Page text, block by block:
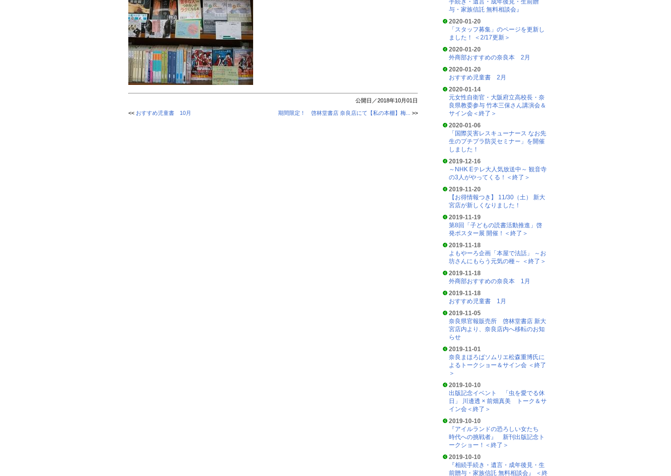
公開日／2018年10月01日
<< おすすめ児童書 10月 期間限定！ 啓林堂書店 奈良店にて【私の本棚】梅... >>
手続き・遺言・成年後見・生前贈
与・家族信託 無料相談会』
2020-01-20
「スタッフ募集」のページを更新し
ました！ ＜2/17更新＞
2020-01-20
外商部おすすめの奈良本 2月
2020-01-20
おすすめ児童書 2月
2020-01-14
元女性自衛官・大阪府立高校長・奈
良県教委参与 竹本三保さん講演会＆
サイン会＜終了＞
2020-01-06
「国際災害レスキューナース なお先
生のプチプラ防災セミナー」を開催
しました！
2019-12-16
～NHK Eテレ大人気放送中～ 観音寺
の3人がやってくる！＜終了＞
2019-11-20
【お得情報つき】 11/30（土） 新大
宮店が新しくなりました！
2019-11-19
第8回「子どもの読書活動推進」啓
発ポスター展 開催！＜終了＞
2019-11-18
よもやーろ企画「本屋で法話」 ～お
坊さんにもらう元気の種～ ＜終了＞
2019-11-18
外商部おすすめの奈良本 1月
2019-11-18
おすすめ児童書 1月
2019-11-05
奈良県官報販売所 啓林堂書店 新大
宮店内より、奈良店内へ移転のお知
らせ
2019-11-01
奈良まほろばソムリエ松森重博氏に
よるトークショー＆サイン会 ＜終了
＞
2019-10-10
出版記念イベント 「虫を愛でる休
日」 川邊透 × 前畑真美 トーク＆サ
イン会＜終了＞
2019-10-10
『アイルランドの恐ろしい女たち
時代への挑戦者』 新刊出版記念ト
ークショー！＜終了＞
2019-10-10
『相続手続き・遺言・成年後見・生
前贈与・家族信託 無料相談会』 ＜終